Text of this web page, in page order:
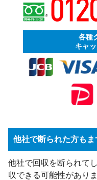
各種
キャ
他社で断られた方も
他社で回収を断られて
収できる可能性があり